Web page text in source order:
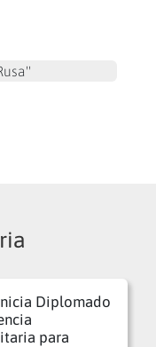
Diplomado
para